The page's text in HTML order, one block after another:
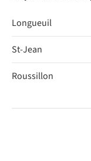
Longueuil
St-Jean
Roussillon
DIMINUER